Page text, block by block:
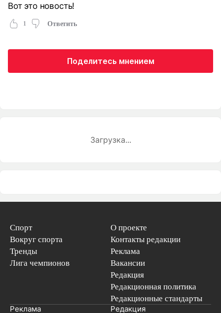
Вот это новость!
1 Ответить
Поделитесь мнением
Загрузка...
Спорт
Вокруг спорта
Тренды
Лига чемпионов
О проекте
Контакты редакции
Реклама
Вакансии
Редакция
Редакционная политика
Редакционные стандарты
Реклама Редакция